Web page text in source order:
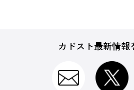
カドスト最新情報